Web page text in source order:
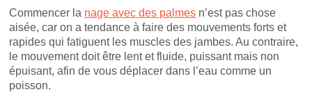
Commencer la nage avec des palmes n’est pas chose
aisée, car on a tendance à faire des mouvements forts et
rapides qui fatiguent les muscles des jambes. Au contraire,
le mouvement doit être lent et fluide, puissant mais non
épuisant, afin de vous déplacer dans l’eau comme un
poisson.